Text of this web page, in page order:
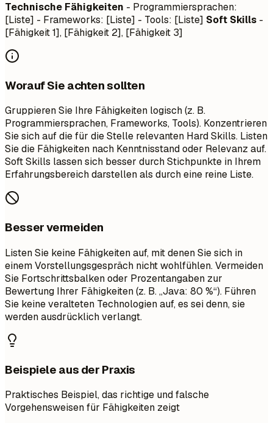
Technische Fähigkeiten - Programmiersprachen:
[Liste] - Frameworks: [Liste] - Tools: [Liste] Soft Skills -
[Fähigkeit 1], [Fähigkeit 2], [Fähigkeit 3]
Worauf Sie achten sollten
Gruppieren Sie Ihre Fähigkeiten logisch (z. B.
Programmiersprachen, Frameworks, Tools). Konzentrieren
Sie sich auf die für die Stelle relevanten Hard Skills. Listen
Sie die Fähigkeiten nach Kenntnisstand oder Relevanz auf.
Soft Skills lassen sich besser durch Stichpunkte in Ihrem
Erfahrungsbereich darstellen als durch eine reine Liste.
Besser vermeiden
Listen Sie keine Fähigkeiten auf, mit denen Sie sich in
einem Vorstellungsgespräch nicht wohlfühlen. Vermeiden
Sie Fortschrittsbalken oder Prozentangaben zur
Bewertung Ihrer Fähigkeiten (z. B. „Java: 80 %“). Führen
Sie keine veralteten Technologien auf, es sei denn, sie
werden ausdrücklich verlangt.
Beispiele aus der Praxis
Praktisches Beispiel, das richtige und falsche
Vorgehensweisen für Fähigkeiten zeigt